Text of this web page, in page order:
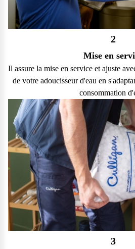
2
Mise en
Il assure la mise en service et ajuste
de votre adoucisseur d'eau en
consommation
3